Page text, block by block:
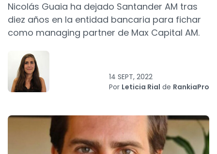
Nicolás Guaia ha dejado Santander AM tras
diez años en la entidad bancaria para fichar
como managing partner de Max Capital AM.
14 SEPT, 2022
Por Leticia Rial de RankiaPro